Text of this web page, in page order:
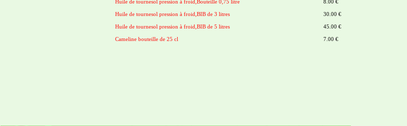
Huile de tournesol pression à froid,Bouteille 0,75 litre 8.00 €
Huile de tournesol pression à froid,BIB de 3 litres 30.00 €
Huile de tournesol pression à froid,BIB de 5 litres 45.00 €
Cameline bouteille de 25 cl 7.00 €